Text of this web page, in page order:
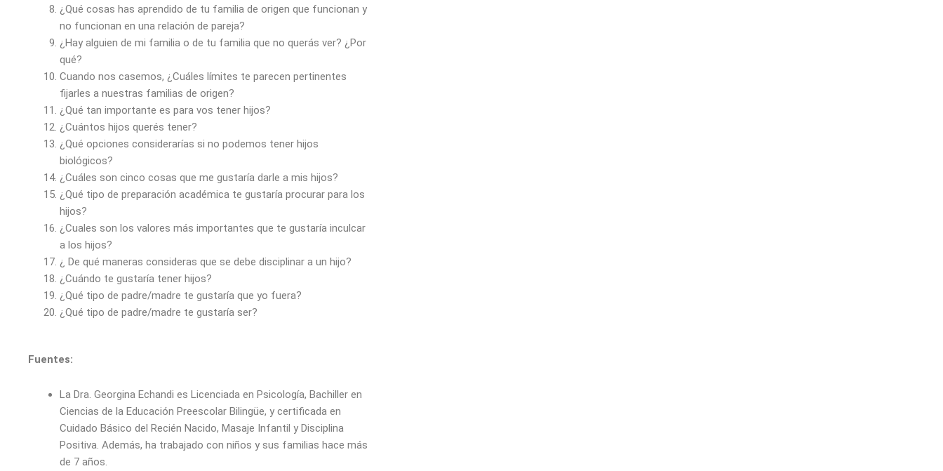
¿Qué cosas has aprendido de tu familia de origen que funcionan y
no funcionan en una relación de pareja?
¿Hay alguien de mi familia o de tu familia que no querás ver? ¿Por
qué?
Cuando nos casemos, ¿Cuáles límites te parecen pertinentes
fijarles a nuestras familias de origen?
¿Qué tan importante es para vos tener hijos?
¿Cuántos hijos querés tener?
¿Qué opciones considerarías si no podemos tener hijos
biológicos?
¿Cuáles son cinco cosas que me gustaría darle a mis hijos?
¿Qué tipo de preparación académica te gustaría procurar para los
hijos?
¿Cuales son los valores más importantes que te gustaría inculcar
a los hijos?
¿ De qué maneras consideras que se debe disciplinar a un hijo?
¿Cuándo te gustaría tener hijos?
¿Qué tipo de padre/madre te gustaría que yo fuera?
¿Qué tipo de padre/madre te gustaría ser?
Fuentes:
La Dra. Georgina Echandi es Licenciada en Psicología, Bachiller en
Ciencias de la Educación Preescolar Bilingüe, y certificada en
Cuidado Básico del Recién Nacido, Masaje Infantil y Disciplina
Positiva. Además, ha trabajado con niños y sus familias hace más
de 7 años.